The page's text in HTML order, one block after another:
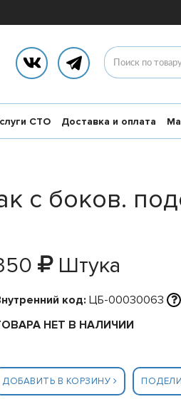
СТО Доставка и оплата
c боков.
Штука
код: ЦБ-00030063
НЕТ В НАЛИЧИИ
ДОБАВИТЬ В КОРЗИНУ